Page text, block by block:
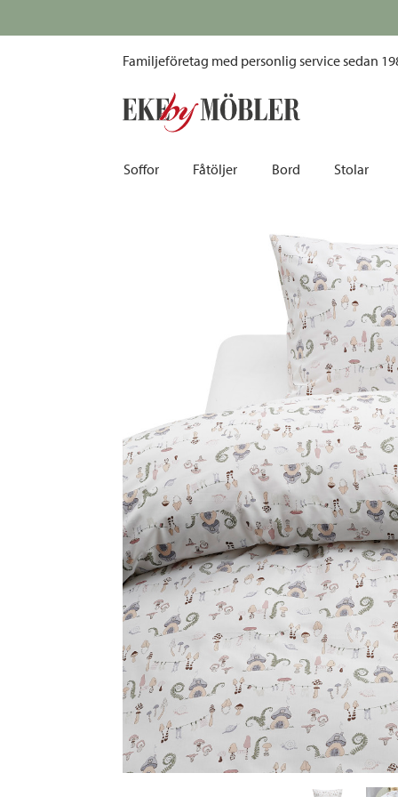
Familjeföretag med personlig service sedan
Soffor
Soffor 2-sits | 3-sits | 4-sits
Sammetssoffor
Soffgrupper
Tygsoffor
Tillbehör till soffa
Fåtöljer
Fåtöljer i sammet
Fåtöljer med fotpallar
Reclinerfåtöljer
Tygfåtöljer
Tillbehör till fåtölj
Bord
Matbord
Matgrupper
Skrivbord
Småbord | Sidobord
Soffbord
Stolar
Pallar |
Stolsdynor
Trästolar
Tygstolar